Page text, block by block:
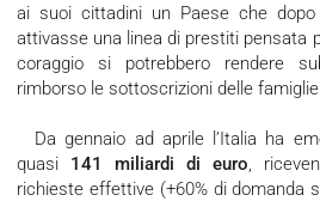
ai suoi cittadini un Paese che
attivasse una linea di prestiti pensata
coraggio si potrebbero rendere
rimborso le sottoscrizioni delle
Da gennaio ad aprile l’Italia ha emesso Bot, Cct e Btp per
quasi 141 miliardi di euro ,
richieste effettive (+60% di domanda